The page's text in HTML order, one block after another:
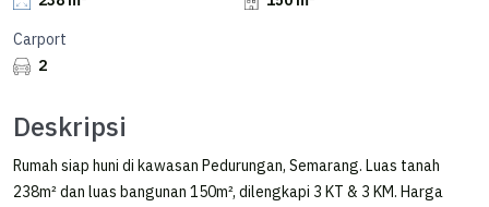
Carport
2
Deskripsi
Rumah siap huni di kawasan Pedurungan, Semarang. Luas tanah
238m² dan luas bangunan 150m², dilengkapi 3 KT & 3 KM. Harga